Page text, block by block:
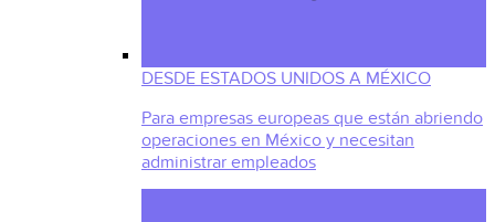
DESDE ESTADOS UNIDOS A MÉXICO
Para empresas europeas que están abriendo
operaciones en México y necesitan
administrar empleados